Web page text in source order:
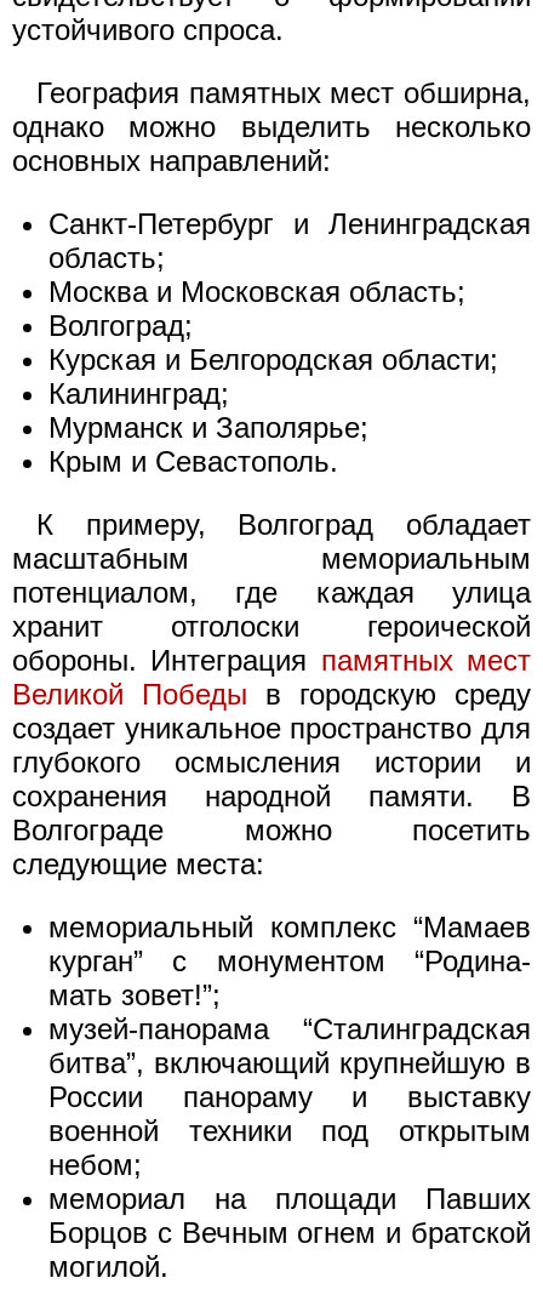
устойчивого спроса.
География памятных мест обширна,
однако можно выделить несколько
основных направлений:
Санкт-Петербург и Ленинградская
область;
Москва и Московская область;
Волгоград;
Курская и Белгородская области;
Калининград;
Мурманск и Заполярье;
Крым и Севастополь.
К примеру, Волгоград обладает
масштабным мемориальным
потенциалом, где каждая улица
хранит отголоски героической
обороны. Интеграция памятных мест
Великой Победы в городскую среду
создает уникальное пространство для
глубокого осмысления истории и
сохранения народной памяти. В
Волгограде можно посетить
следующие места:
мемориальный комплекс “Мамаев
курган” с монументом “Родина-
мать зовет!”;
музей-панорама “Сталинградская
битва”, включающий крупнейшую в
России панораму и выставку
военной техники под открытым
небом;
мемориал на площади Павших
Борцов с Вечным огнем и братской
могилой.